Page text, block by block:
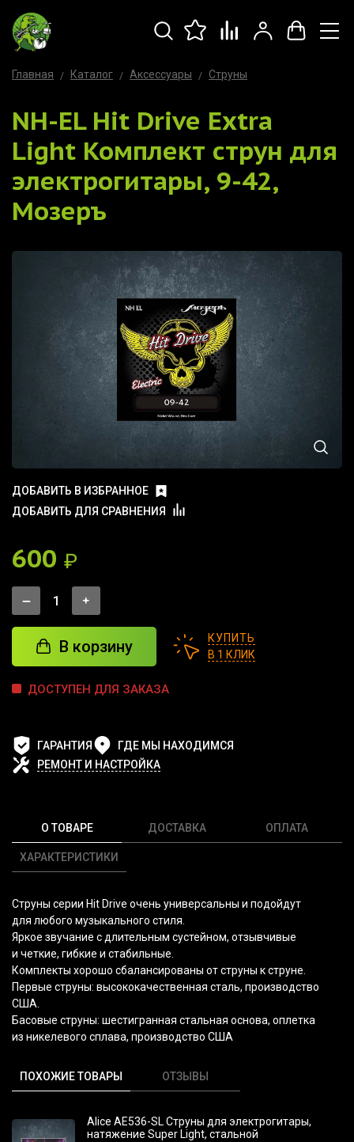
Главная Каталог Аксессуары Струны
NH-EL Hit Drive Extra
Light Комплект струн для
электрогитары, 9-42,
Мозеръ
ДОБАВИТЬ В ИЗБРАННОЕ
ДОБАВИТЬ ДЛЯ СРАВНЕНИЯ
600 ₽
В корзину
КУПИТЬ
В 1 КЛИК
ДОСТУПЕН ДЛЯ ЗАКАЗА
ГАРАНТИЯ
ГДЕ МЫ НАХОДИМСЯ
РЕМОНТ И НАСТРОЙКА
О ТОВАРЕ
ХАРАКТЕРИСТИКИ
ДОСТАВКА ОПЛАТА
Струны серии Hit Drive очень универсальны и подойдут
для любого музыкального стиля.
Яркое звучание с длительным сустейном, отзывчивые
и четкие, гибкие и стабильные.
Комплекты хорошо сбалансированы от струны к струне.
Первые струны: высококачественная сталь, производство
США.
Басовые струны: шестигранная стальная основа, оплетка
из никелевого сплава, производство США
ПОХОЖИЕ ТОВАРЫ ОТЗЫВЫ
Alice AE536-SL Струны для электрогитары,
натяжение Super Light, стальной